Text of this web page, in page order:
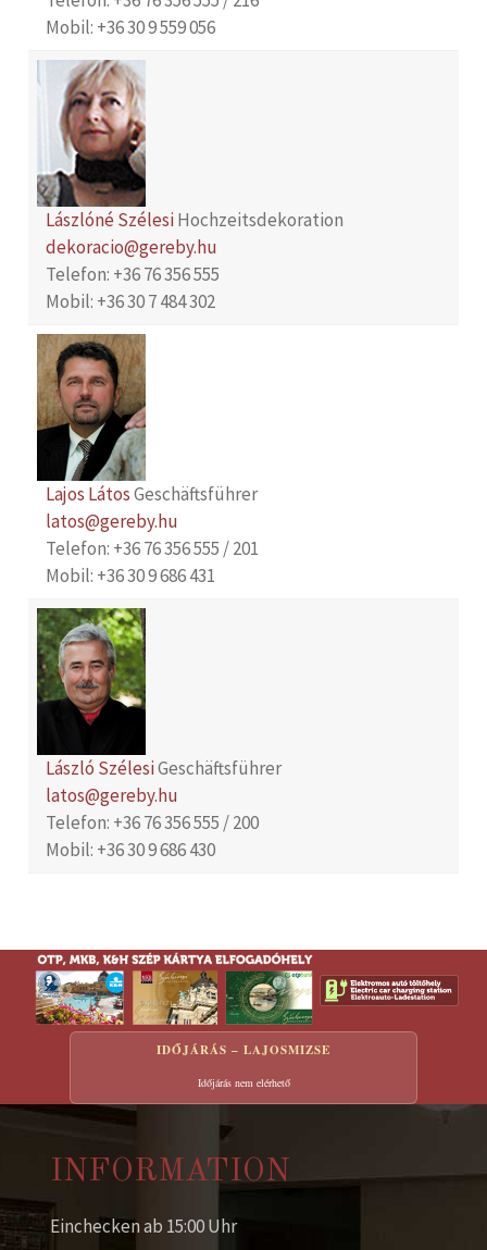
Mobil: +36 30 9 559 056
Lászlóné SzélesiHochzeitsdekoration
dekoracio@gereby.hu
Telefon: +36 76 356 555
Mobil: +36 30 7 484 302
Lajos LátosGeschäftsführer
latos@gereby.hu
Telefon: +36 76 356 555 / 201
Mobil: +36 30 9 686 431
László SzélesiGeschäftsführer
latos@gereby.hu
Telefon: +36 76 356 555 / 200
Mobil: +36 30 9 686 430
IDŐJÁRÁS – LAJOSMIZSE
Időjárás nem elérhető
INFORMATION
Einchecken ab 15:00 Uhr